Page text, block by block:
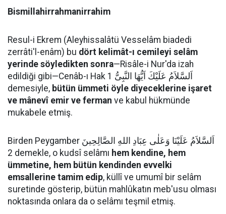
Bismillahirrahmanirrahim
Resul-i Ekrem (Aleyhissalâtü Vesselâm biadedi
zerrâti'l-enâm) bu dört kelimât-ı cemileyi selâm
yerinde söyledikten sonra—Risâle-i Nur'da izah
edildiği gibi—Cenâb-ı Hak اَلسَّلاَمُ عَلَيْكَ اَيُّهَا النَّبِىُّ 1
demesiyle, bütün ümmeti öyle diyeceklerine işaret
ve mânevî emir ve ferman ve kabul hükmünde
mukabele etmiş.
Birden Peygamber اَلسَّلاَمُ عَلَيْنَا وَعَلٰى عِبَادِ اللهِ الصَّالِحِينَ
2 demekle, o kudsî selâmı hem kendine, hem
ümmetine, hem bütün kendinden evvelki
emsallerine tamim edip, küllî ve umumî bir selâm
suretinde gösterip, bütün mahlûkatın meb'usu olması
noktasında onlara da o selâmı teşmil etmiş.